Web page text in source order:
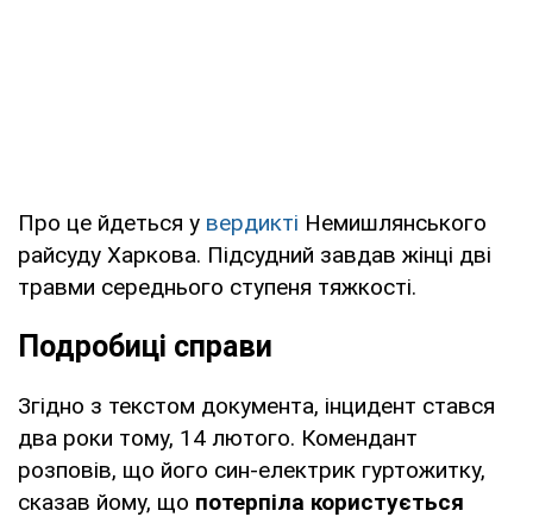
Про це йдеться у вердикті Немишлянського
райсуду Харкова. Підсудний завдав жінці дві
травми середнього ступеня тяжкості.
Подробиці справи
Згідно з текстом документа, інцидент стався
два роки тому, 14 лютого. Комендант
розповів, що його син-електрик гуртожитку,
сказав йому, що потерпіла користується